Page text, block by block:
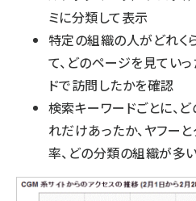
ミに分類して表示
特定の組織の人がどれく
て、どのページを見てい
ドで訪問したかを確認
検索キーワードごとに、
れだけあったか、ヤフー
率、どの分類の組織が多